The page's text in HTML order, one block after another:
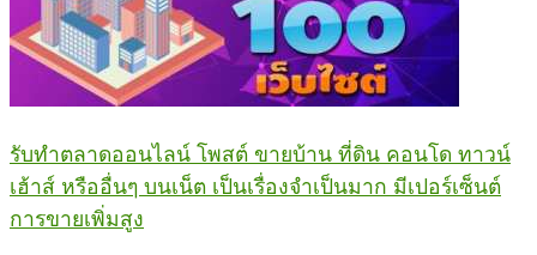
รับทำตลาดออนไลน์ โพสต์ ขายบ้าน ที่ดิน คอนโด ทาวน์
เฮ้าส์ หรืออื่นๆ บนเน็ต เป็นเรื่องจำเป็นมาก มีเปอร์เซ็นต์
การขายเพิ่มสูง